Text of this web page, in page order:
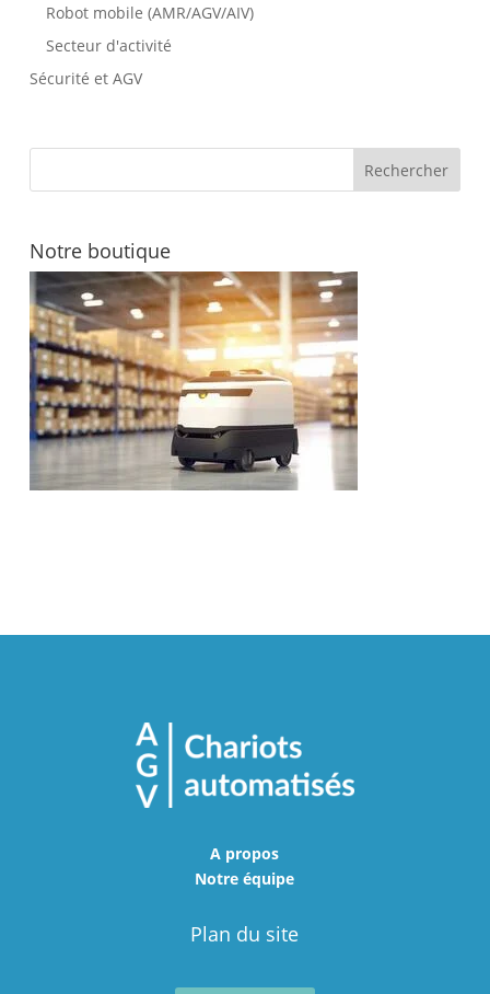
Robot mobile (AMR/AGV/AIV)
Secteur d'activité
Sécurité et AGV
Notre boutique
A propos
Notre équipe
Plan du site